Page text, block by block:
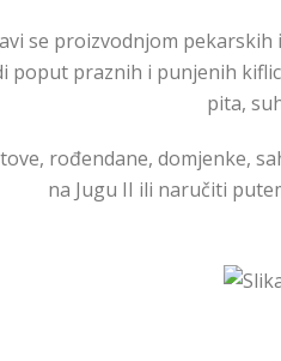
se proizvodnjom
poput praznih i punjenih
pita,
rođendane, domjenke,
na Jugu II ili naručiti